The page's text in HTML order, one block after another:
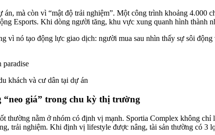
mà còn vì “mật độ trải nghiệm”. Một công trình khoảng 4.000
Esports. Khi dòng người tăng, khu vực xung quanh hình thành
vì nó tạo động lực giao dịch: người mua sau nhìn thấy sự sôi
khách và cư dân tại dự án
“neo giá” trong chu kỳ thị trường
thường nằm ở nhóm có định vị mạnh. Sportia Complex không
trải nghiệm. Khi định vị lifestyle được nâng, tài sản thường có 3